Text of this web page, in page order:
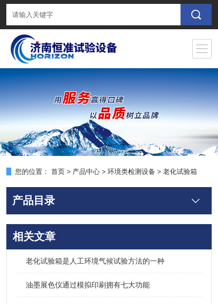
您的位置： 首页 > 产品中心 >环境类检测设备 >老化试验箱
产品目录
相关文章
老化试验箱是人工环境气候试验方法的一种
油墨展色仪通过模拟印刷拥有七大功能